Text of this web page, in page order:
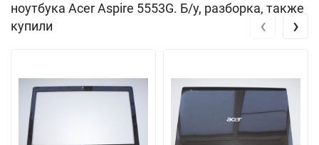
ноутбука Acer Aspire 5553G. Б/у, разборка, также
купили
‹ ›